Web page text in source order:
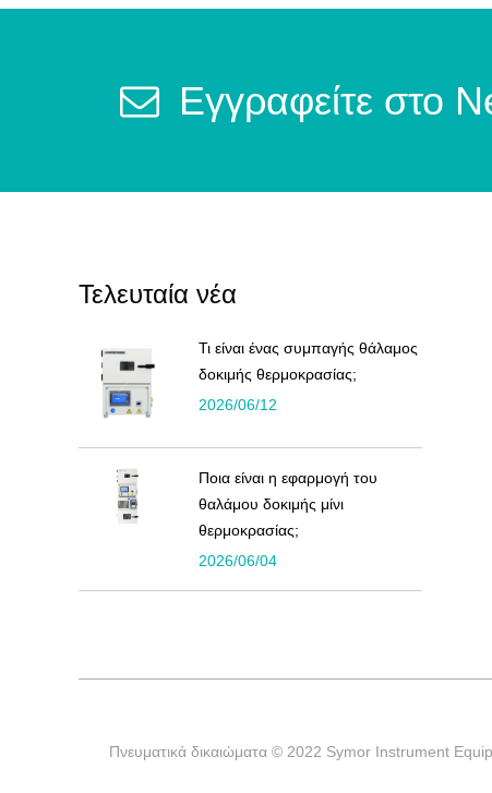
Εγγραφείτε στο
Τελευταία νέα
Τι είναι ένας συμπαγής θάλαμος
δοκιμής θερμοκρασίας;
2026/06/12
Ποια είναι η εφαρμογή του
θαλάμου δοκιμής μίνι
θερμοκρασίας;
2026/06/04
Πνευματικά δικαιώματα © 2022 Symor Instrument